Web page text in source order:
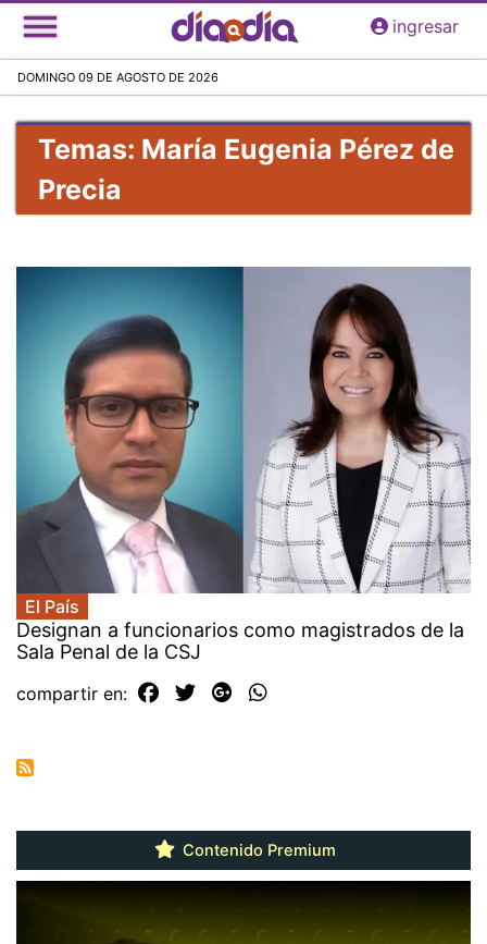
Pasar
al
principal
ingresar
DOMINGO 09 DE AGOSTO DE 2026
Temas: María Eugenia Pérez de
Precia
El País
Designan a funcionarios como magistrados de la
Sala Penal de la CSJ
compartir en:
Contenido Premium